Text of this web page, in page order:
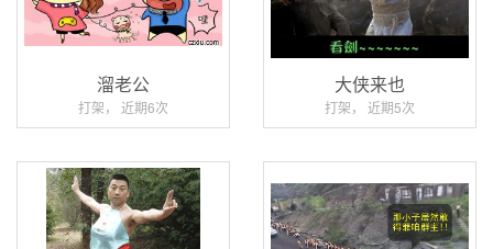
溜老公
打架， 近期6次
大侠来也
打架， 近期5次